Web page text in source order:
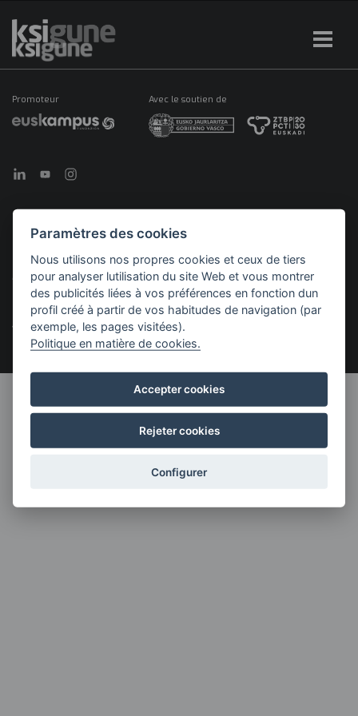
Promoteur Avec le soutien de
Menú
legales
Mentions
légales
Politique en matière de
cookies
Politique de
confidentialité
Paramètres des cookies
Nous utilisons nos propres cookies et ceux de tiers
pour analyser lutilisation du site Web et vous montrer
des publicités liées à vos préférences en fonction dun
profil créé à partir de vos habitudes de navigation (par
exemple, les pages visitées).
Politique en matière de cookies.
Accepter cookies
Rejeter cookies
Configurer